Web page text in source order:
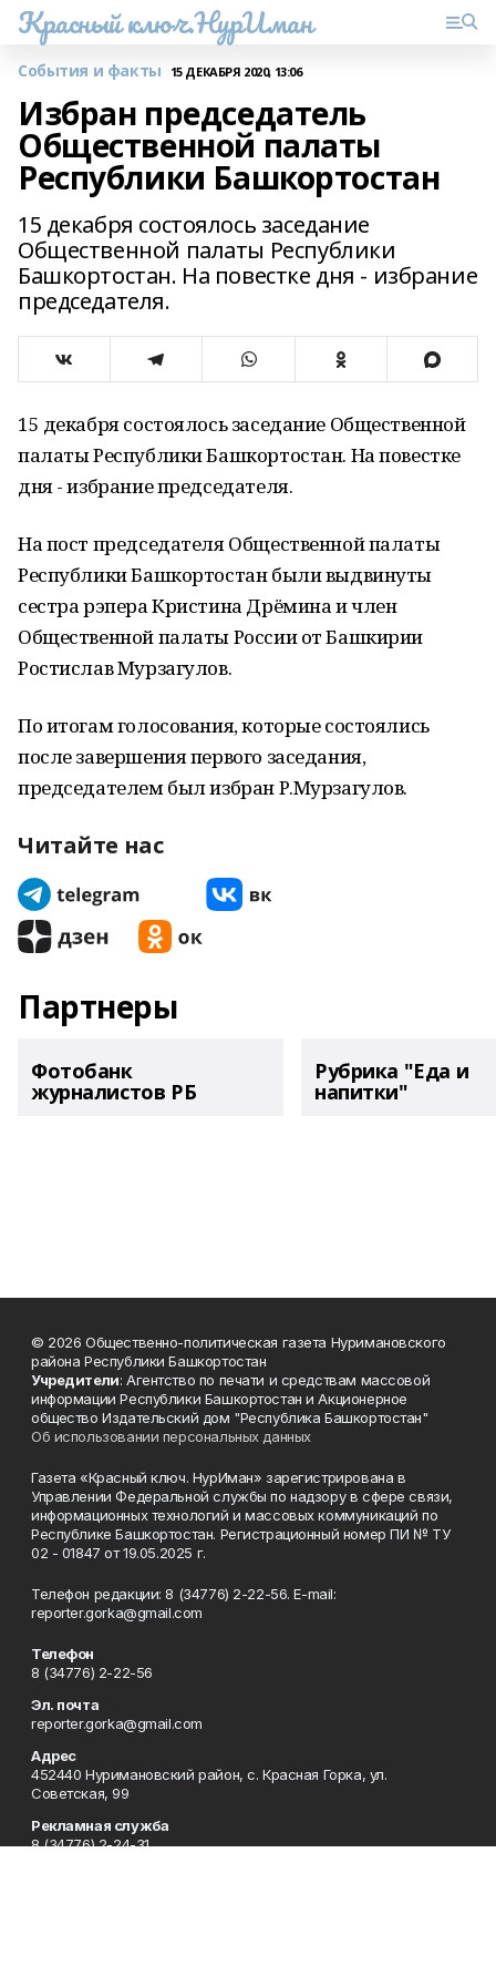
Красный ключ.НурИман
События и факты 15 ДЕКАБРЯ 2020, 13:06
Избран председатель
Общественной палаты
Республики Башкортостан
15 декабря состоялось заседание
Общественной палаты Республики
Башкортостан. На повестке дня - избрание
председателя.
15 декабря состоялось заседание Общественной
палаты Республики Башкортостан. На повестке
дня - избрание председателя.
На пост председателя Общественной палаты
Республики Башкортостан были выдвинуты
сестра рэпера Кристина Дрёмина и член
Общественной палаты России от Башкирии
Ростислав Мурзагулов.
По итогам голосования, которые состоялись
после завершения первого заседания,
председателем был избран Р.Мурзагулов.
Читайте нас
Партнеры
Фотобанк
журналистов РБ
Рубрика "Еда и
напитки"
© 2026 Общественно-политическая газета Нуримановского
района Республики Башкортостан
Учредители: Агентство по печати и средствам массовой
информации Республики Башкортостан и Акционерное
общество Издательский дом "Республика Башкортостан"
Об использовании персональных данных
Газета «Красный ключ. НурИман» зарегистрирована в
Управлении Федеральной службы по надзору в сфере связи,
информационных технологий и массовых коммуникаций по
Республике Башкортостан. Регистрационный номер ПИ № ТУ
02 - 01847 от 19.05.2025 г.
Телефон редакции: 8 (34776) 2-22-56. E-mail:
reporter.gorka@gmail.com
Телефон
8 (34776) 2-22-56
Эл. почта
reporter.gorka@gmail.com
Адрес
452440 Нуримановский район, с. Красная Горка, ул.
Советская, 99
Рекламная служба
8 (34776) 2-24-31